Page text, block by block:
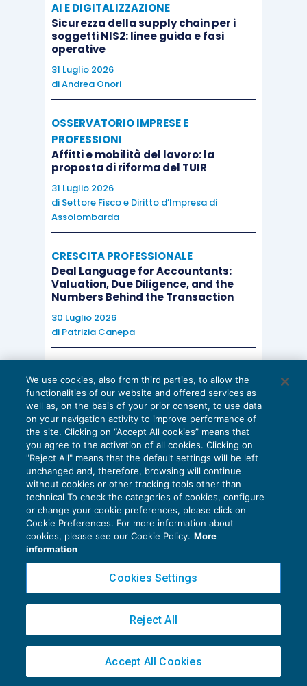
AI E DIGITALIZZAZIONE
Sicurezza della supply chain per i
soggetti NIS2: linee guida e fasi
operative
31 Luglio 2026
diAndrea Onori
OSSERVATORIO IMPRESE E
PROFESSIONI
Affitti e mobilità del lavoro: la
proposta di riforma del TUIR
31 Luglio 2026
di Settore Fisco e Diritto d’Impresa di
Assolombarda
CRESCITA PROFESSIONALE
Deal Language for Accountants:
Valuation, Due Diligence, and the
Numbers Behind the Transaction
30 Luglio 2026
di Patrizia Canepa
EU AI Act e studi professionali: le
scadenze concrete
27 Luglio 2026
di Diego BarberieStefano Dovier
Privacy Policy
Cookie Policy
Copyright 2016 ©Gruppo Euroconference S.p.A.v2.32.4
Piazza Luigi Einaudi, 10N01 - 20124 Milano - info@ecnews.it
02776120236
We use cookies, also from third parties, to allow the
functionalities of our website and offered services as
well as, on the basis of your prior consent, to use data
on your navigation activity to improve performance of
the site. Clicking on “Accept All cookies” means that
you agree to the activation of all cookies. Clicking on
"Reject All" means that the default settings will be left
unchanged and, therefore, browsing will continue
without cookies or other tracking tools other than
technical To check the categories of cookies, configure
or change your cookie preferences, please click on
Cookie Preferences. For more information about
cookies, please see our Cookie Policy. More
information
Cookies Settings
Reject All
Accept All Cookies